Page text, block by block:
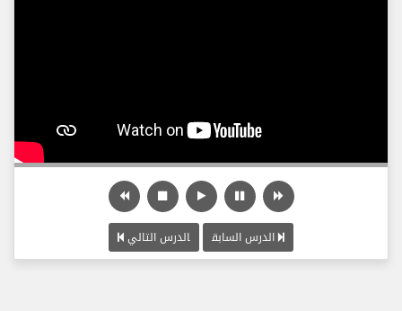
الدرس السابق الدرس التالي